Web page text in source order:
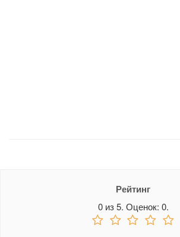
Рейтинг
0из5. Оценок: 0.